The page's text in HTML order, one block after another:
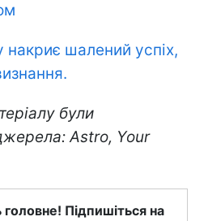
накриє шалений успіх,
були
Astro, Your
головне! Підпишіться на